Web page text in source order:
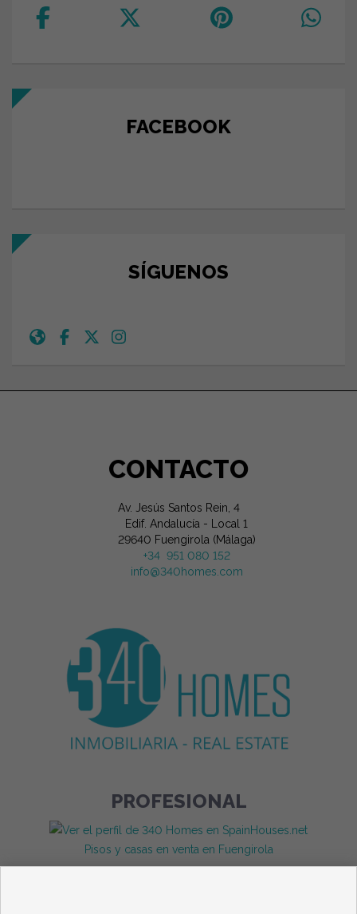
FACEBOOK
SÍGUENOS
CONTACTO
Av. Jesús Santos Rein, 4
Edif. Andalucía - Local 1
29640 Fuengirola (Málaga)
+34 951 080 152
info@340homes.com
PROFESIONAL
Pisos y casas en venta en Fuengirola